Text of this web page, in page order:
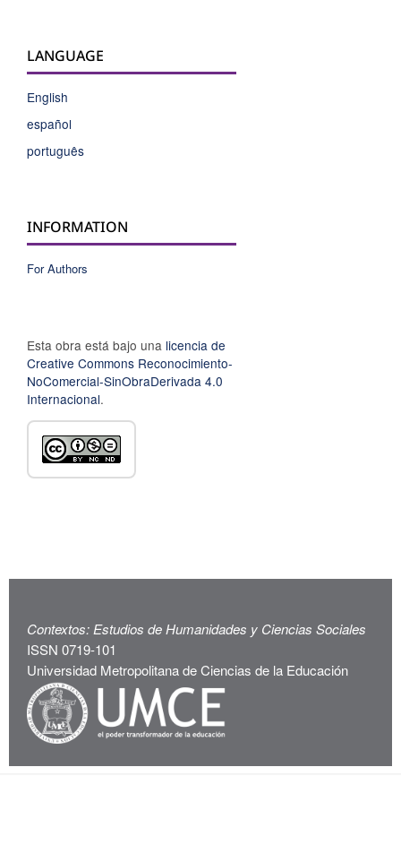
LANGUAGE
English
español
português
INFORMATION
For Authors
Esta obra está bajo una licencia de
Creative Commons Reconocimiento-
NoComercial-SinObraDerivada 4.0
Internacional.
Contextos: Estudios de Humanidades y Ciencias Sociales
ISSN 0719-101
Universidad Metropolitana de Ciencias de la Educación